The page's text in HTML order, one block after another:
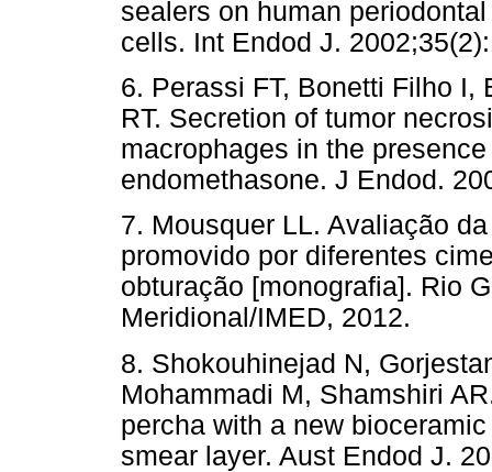
sealers on human
cells. Int Endod J.
6. Perassi FT, Bonetti Filho I,
RT. Secretion of tumor
macrophages in the
endomethasone. J Endod.
7. Mousquer LL. Avaliação
promovido por diferentes
obturação [monografia]. Rio
Meridional/IMED, 2012.
8. Shokouhinejad N,
Mohammadi M, Shamshiri
percha with a new
smear layer. Aust Endod J.